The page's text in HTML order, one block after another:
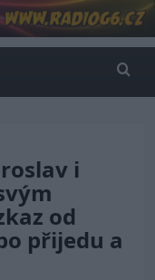
i
od
přijedu a